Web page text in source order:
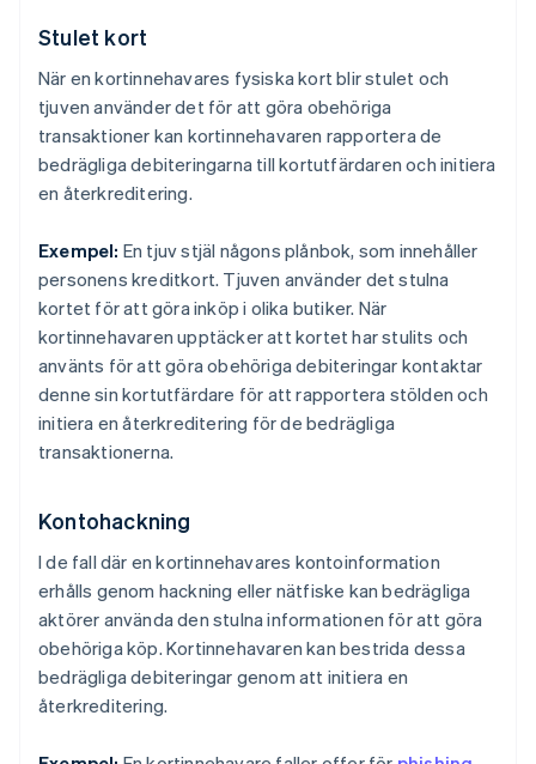
Stulet kort
När en kortinnehavares fysiska kort blir stulet och
tjuven använder det för att göra obehöriga
transaktioner kan kortinnehavaren rapportera de
bedrägliga debiteringarna till kortutfärdaren och initiera
en återkreditering.
Exempel: En tjuv stjäl någons plånbok, som innehåller
personens kreditkort. Tjuven använder det stulna
kortet för att göra inköp i olika butiker. När
kortinnehavaren upptäcker att kortet har stulits och
använts för att göra obehöriga debiteringar kontaktar
denne sin kortutfärdare för att rapportera stölden och
initiera en återkreditering för de bedrägliga
transaktionerna.
Kontohackning
I de fall där en kortinnehavares kontoinformation
erhålls genom hackning eller nätfiske kan bedrägliga
aktörer använda den stulna informationen för att göra
obehöriga köp. Kortinnehavaren kan bestrida dessa
bedrägliga debiteringar genom att initiera en
återkreditering.